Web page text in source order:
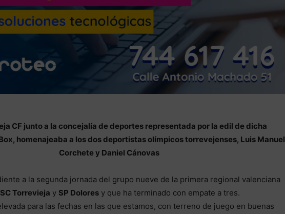
CF junto a la concejalía de deportes representada por la edil de dicha
homenajeaba a los dos deportistas olímpicos torrevejenses, Luis Manuel
Corchete y Daniel Cánovas
a la segunda jornada del grupo nueve de la primera regional valenciana
SC Torrevieja y SP Doloresy que ha terminado con empate a tres.
para las fechas en las que estamos, con terreno de juego en buenas